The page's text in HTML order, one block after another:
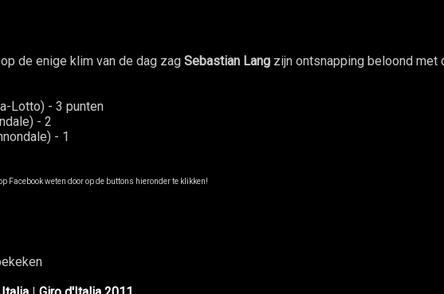
de enige klim van de dag zag Sebastian Lang zijn ontsnapping beloond met
Lotto) - 3 punten
- 2
- 1
Facebook weten door op de buttons hieronder te klikken!